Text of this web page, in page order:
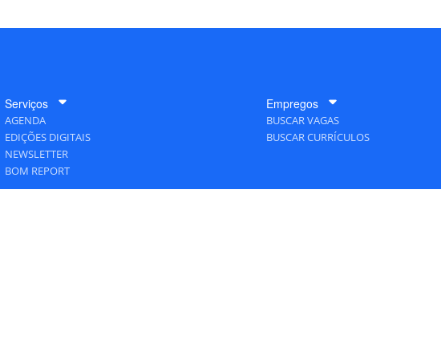
Serviços
AGENDA
EDIÇÕES DIGITAIS
NEWSLETTER
BOM REPORT
Empregos
BUSCAR VAGAS
BUSCAR CURRÍCULOS